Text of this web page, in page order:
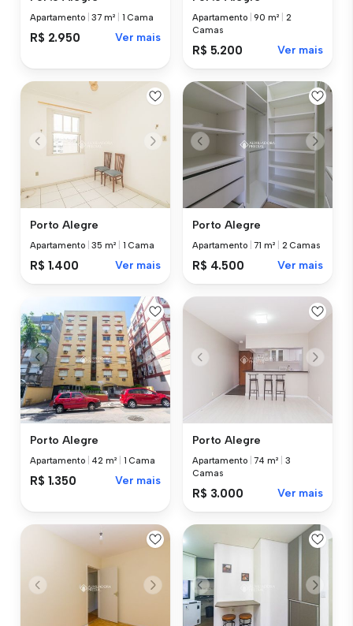
Apartamento |37 m² 1 Cama
R$ 2.950 Ver mais
Apartamento |90 m²
2
Camas
R$ 5.200 Ver mais
Porto Alegre
Apartamento |35 m² 1 Cama
R$ 1.400 Ver mais
Porto Alegre
Apartamento |71 m² 2 Camas
R$ 4.500 Ver mais
Porto Alegre
Apartamento 42 m² 1 Cama
R$ 1.350 Ver mais
Porto Alegre
Apartamento |74 m²
3
Camas
R$ 3.000 Ver mais